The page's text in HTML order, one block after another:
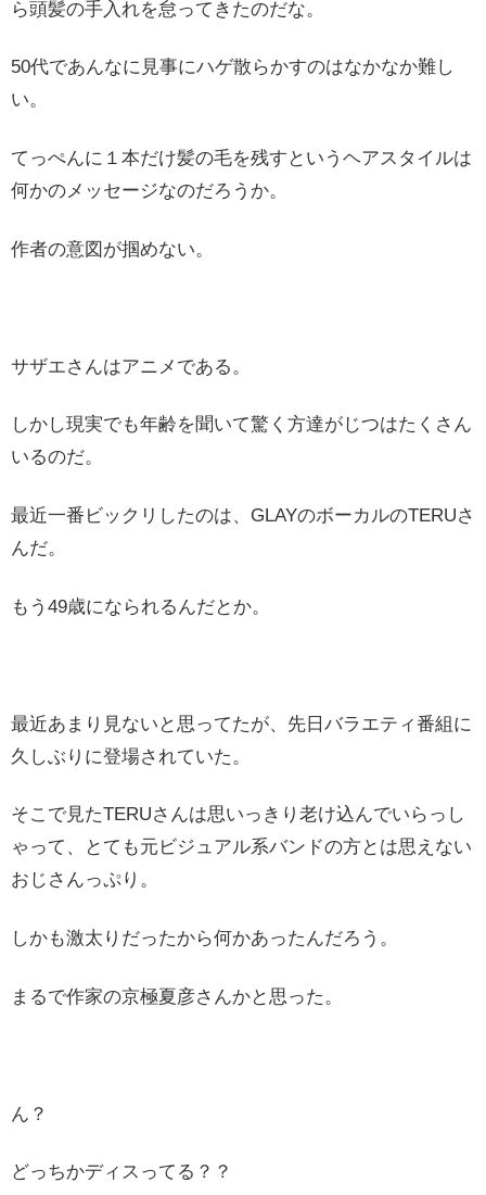
ら頭髪の手入れを怠ってきたのだな。
50代であんなに見事にハゲ散らかすのはなかなか難し
い。
てっぺんに１本だけ髪の毛を残すというヘアスタイルは
何かのメッセージなのだろうか。
作者の意図が掴めない。
サザエさんはアニメである。
しかし現実でも年齢を聞いて驚く方達がじつはたくさん
いるのだ。
最近一番ビックリしたのは、GLAYのボーカルのTERUさ
んだ。
もう49歳になられるんだとか。
最近あまり見ないと思ってたが、先日バラエティ番組に
久しぶりに登場されていた。
そこで見たTERUさんは思いっきり老け込んでいらっし
ゃって、とても元ビジュアル系バンドの方とは思えない
おじさんっぷり。
しかも激太りだったから何かあったんだろう。
まるで作家の京極夏彦さんかと思った。
ん？
どっちかディスってる？？